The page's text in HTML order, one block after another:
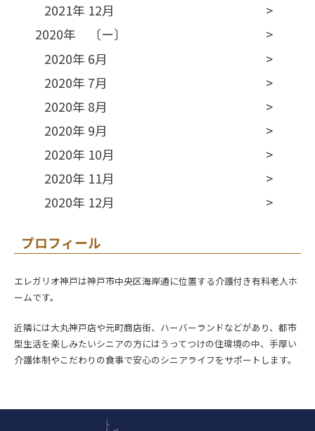
2021年 12月
2020年 〔ー〕
2020年 6月
2020年 7月
2020年 8月
2020年 9月
2020年 10月
2020年 11月
2020年 12月
プロフィール
エレガリオ神戸は神戸市中央区海岸通に位置する介護付き有料老人ホ
ームです。
近隣には大丸神戸店や元町商店街、ハーバーランドなどがあり、都市
型生活を楽しみたいシニアの方にはうってつけの住環境の中、手厚い
介護体制やこだわりの食事で安心のシニアライフをサポートします。